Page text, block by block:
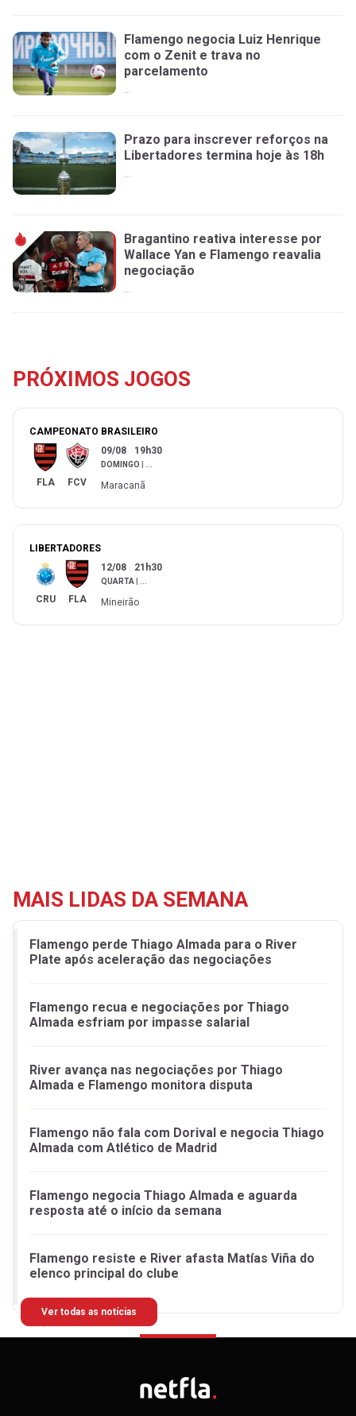
Flamengo negocia Luiz Henrique
com o Zenit e trava no
parcelamento
...
Prazo para inscrever reforços na
Libertadores termina hoje às 18h
Bragantino reativa interesse por
Wallace Yan e Flamengo reavalia
negociação
...
PRÓXIMOS JOGOS
CAMPEONATO BRASILEIRO
FLA FCV
09/08 19h30
DOMINGO ...
Maracanã
LIBERTADORES
CRU FLA
12/08 21h30
QUARTA ...
Mineirão
MAIS LIDAS DA SEMANA
Flamengo perde Thiago Almada para o River
Plate após aceleração das negociações
Flamengo recua e negociações por Thiago
Almada esfriam por impasse salarial
River avança nas negociações por Thiago
Almada e Flamengo monitora disputa
Flamengo não fala com Dorival e negocia Thiago
Almada com Atlético de Madrid
Flamengo negocia Thiago Almada e aguarda
resposta até o início da semana
Flamengo resiste e River afasta Matías Viña do
elenco principal do clube
Ver todas as notícias